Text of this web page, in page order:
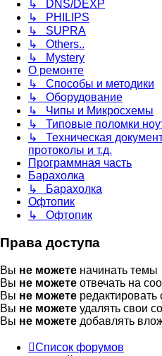
↳ DNS/DEXP
↳ PHILIPS
↳ SUPRA
↳ Others..
↳ Mystery
О ремонте
↳ Способы и методики
↳ Оборудование
↳ Чипы и Микросхемы
↳ Типовые поломки
↳ Техническая
протоколы и т.д.
Программная часть
Барахолка
↳ Барахолка
Офтопик
↳ Офтопик
Права доступа
Вы не можете начинать темы
Вы не можете отвечать на
Вы не можете
Вы не можете удалять свои
Вы не можете добавлять
Список форумов